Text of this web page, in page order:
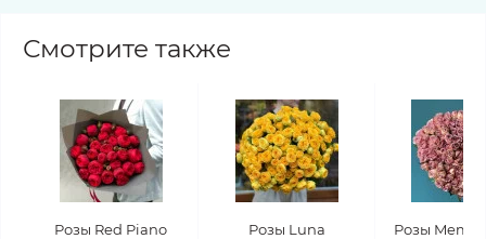
Смотрите также
Розы Red Piano
Розы Luna
Розы